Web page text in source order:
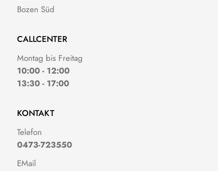
Bozen Süd
CALLCENTER
Montag bis Freitag
10:00 - 12:00
13:30 - 17:00
KONTAKT
Telefon
0473-723550
EMail